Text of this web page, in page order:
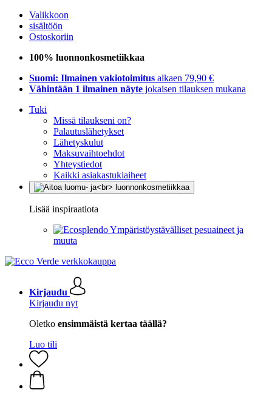
Valikkoon
sisältöön
Ostoskoriin
100% luonnonkosmetiikkaa
Suomi: Ilmainen vakiotoimitus alkaen 79,90 €
Vähintään 1 ilmainen näyte jokaisen tilauksen mukana
Tuki
Missä tilaukseni on?
Palautuslähetykset
Lähetyskulut
Maksuvaihtoehdot
Yhteystiedot
Kaikki asiakastukiaiheet
Lisää inspiraatiota
Ympäristöystävälliset pesuaineet ja
muuta
Kirjaudu
Kirjaudu nyt
Oletko ensimmäistä kertaa täällä?
Luo tili